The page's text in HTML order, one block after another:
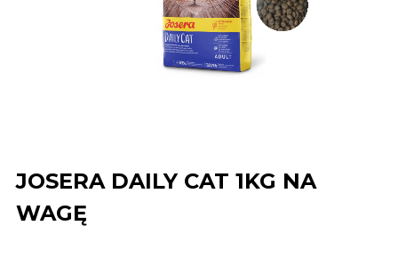
JOSERA DAILY CAT 1KG NA
WAGĘ